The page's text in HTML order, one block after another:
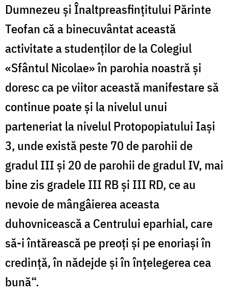
Dumnezeu şi Înaltpreasfinţitului Părinte
Teofan că a binecuvântat această
activitate a studenţilor de la Colegiul
«Sfântul Nicolae» în parohia noastră şi
doresc ca pe viitor această manifestare să
continue poate şi la nivelul unui
parteneriat la nivelul Protopopiatului Iaşi
3, unde există peste 70 de parohii de
gradul III şi 20 de parohii de gradul IV, mai
bine zis gradele III RB şi III RD, ce au
nevoie de mângâierea aceasta
duhovnicească a Centrului eparhial, care
să-i întărească pe preoţi şi pe enoriaşi în
credinţă, în nădejde şi în înţelegerea cea
bună“.